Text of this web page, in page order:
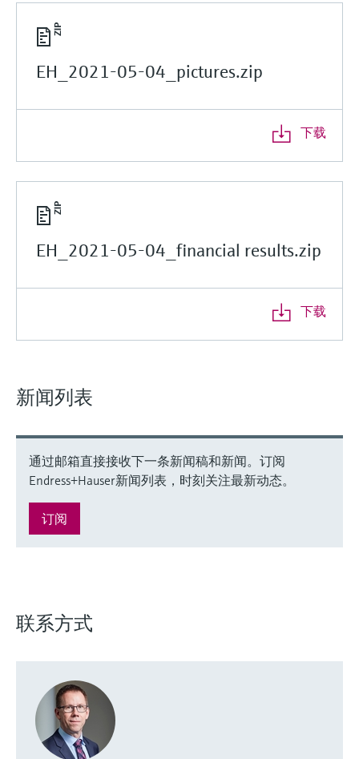
EH_2021-05-04_pictures.zip
下载
EH_2021-05-04_financial results.zip
下载
新闻列表
通过邮箱直接接收下一条新闻稿和新闻。订阅
Endress+Hauser新闻列表，时刻关注最新动态。
订阅
联系方式